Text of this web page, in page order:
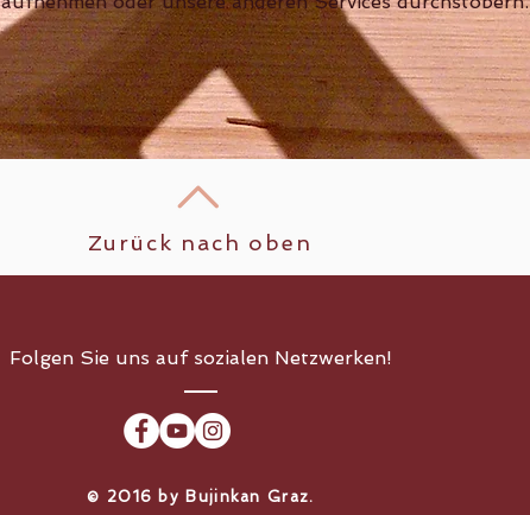
Zurück nach oben
Folgen Sie uns auf sozialen Netzwerken!
​© 2016 by Bujinkan Graz.